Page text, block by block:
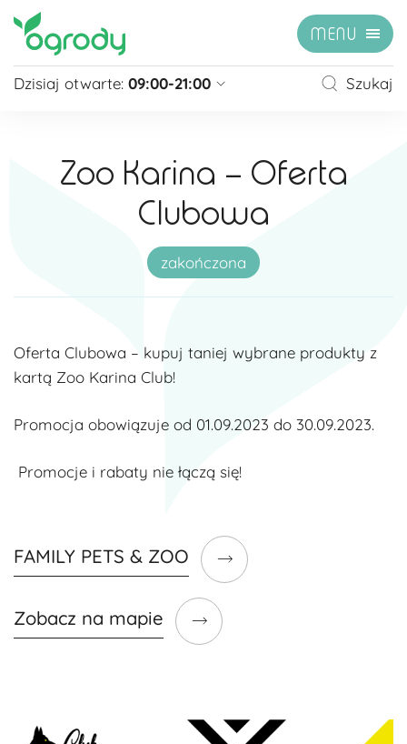
MENU
Dzisiaj otwarte: 09:00-21:00
Niedziela
zamknięte
Niedziela handlowa
10:00 - 20:00
zobacz więcej »
Szukaj
Zoo Karina – Oferta
Clubowa
zakończona
Oferta Clubowa – kupuj taniej wybrane produkty z
kartą Zoo Karina Club!
Promocja obowiązuje od 01.09.2023 do 30.09.2023.
Promocje i rabaty nie łączą się!
FAMILY PETS & ZOO
Zobacz na mapie